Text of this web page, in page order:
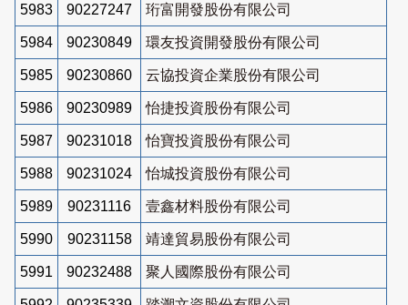
5983 90227247 珩富開發股份有限公司
5984 90230849 環友投資開發股份有限公司
5985 90230860 云協投資企業股份有限公司
5986 90230989 怡捷投資股份有限公司
5987 90231018 怡寶投資股份有限公司
5988 90231024 怡城投資股份有限公司
5989 90231116 壹鑫材料股份有限公司
5990 90231158 靖達貿易股份有限公司
5991 90232488 聚人國際股份有限公司